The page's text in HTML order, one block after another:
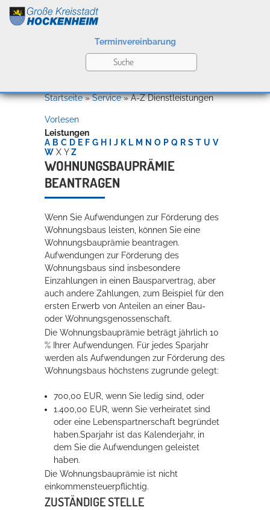
Kultur
Bildung
Wirtschaft
Rathaus
Service
Terminvereinbarung
Konzerte, Tagungen und vieles mehr
Startseite»Service»A-Z Dienstleistungen
Vorlesen
Leistungen
A B C D E F G H J K L M N O P Q R S T U V
W X Y Z
WOHNUNGSBAUPRÄMIE
BEANTRAGEN
Wenn Sie Aufwendungen zur Förderung des
Wohnungsbaus leisten, können Sie eine
Wohnungsbauprämie beantragen.
Aufwendungen zur Förderung des
Wohnungsbaus sind insbesondere
Einzahlungen in einen Bausparvertrag, aber
auch andere Zahlungen, zum Beispiel für den
ersten Erwerb von Anteilen an einer Bau-
oder Wohnungsgenossenschaft.
Die Wohnungsbauprämie beträgt jährlich 10
% Ihrer Aufwendungen. Für jedes Sparjahr
werden als Aufwendungen zur Förderung des
Wohnungsbaus höchstens zugrunde gelegt:
700,00 EUR, wenn Sie ledig sind, oder
1.400,00 EUR, wenn Sie verheiratet sind
oder eine Lebenspartnerschaft begründet
haben.Sparjahr ist das Kalenderjahr, in
dem Sie die Aufwendungen geleistet
haben.
Die Wohnungsbauprämie ist nicht
einkommensteuerpflichtig.
ZUSTÄNDIGE STELLE